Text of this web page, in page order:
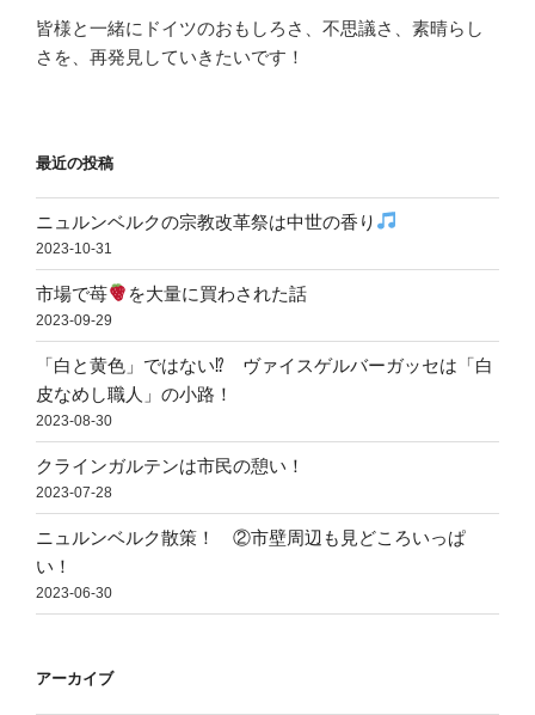
皆様と一緒にドイツのおもしろさ、不思議さ、素晴らし
さを、再発見していきたいです！
最近の投稿
ニュルンベルクの宗教改革祭は中世の香り
2023-10-31
市場で苺 を大量に買わされた話
2023-09-29
「白と黄色」ではない⁉ ヴァイスゲルバーガッセは「白
皮なめし職人」の小路！
2023-08-30
クラインガルテンは市民の憩い！
2023-07-28
ニュルンベルク散策！ ②市壁周辺も見どころいっぱ
い！
2023-06-30
アーカイブ